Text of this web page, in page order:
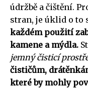
údržbě a čištění.
stran, je úklid o to
každém použití
kamene a mýdla.
jemný čisticí
čističům,
které by mohly